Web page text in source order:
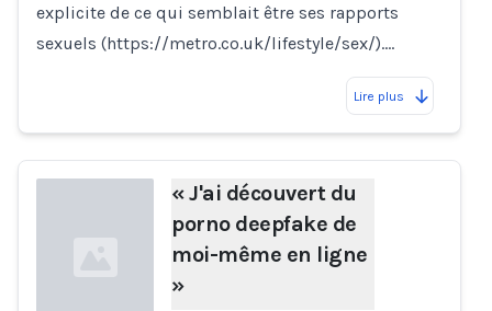
explicite de ce qui semblait être ses rapports
sexuels (https://metro.co.uk/lifestyle/sex/).…
Lire plus
« J'ai découvert du
porno deepfake de
moi-même en ligne
»